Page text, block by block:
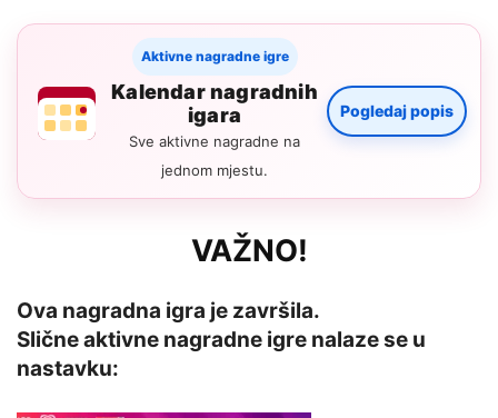
Aktivne nagradne igre
Kalendar nagradnih
igara
Sve aktivne nagradne na
jednom mjestu.
Pogledaj popis
VAŽNO!
Ova nagradna igra je završila.
Slične aktivne nagradne igre nalaze se u
nastavku: